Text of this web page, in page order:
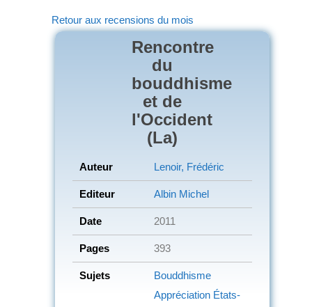
Retour aux recensions du mois
Rencontre
du
bouddhisme
et de
l'Occident
(La)
Auteur Lenoir, Frédéric
Editeur Albin Michel
Date 2011
Pages 393
Sujets
Bouddhisme
Appréciation États-